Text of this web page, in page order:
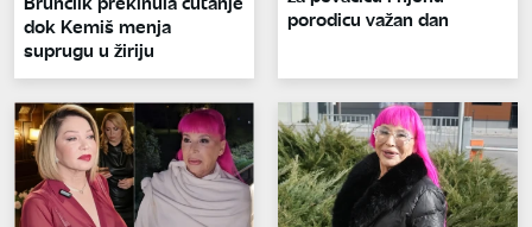
dok Kemiš menja
suprugu u žiriju
porodicu važan dan